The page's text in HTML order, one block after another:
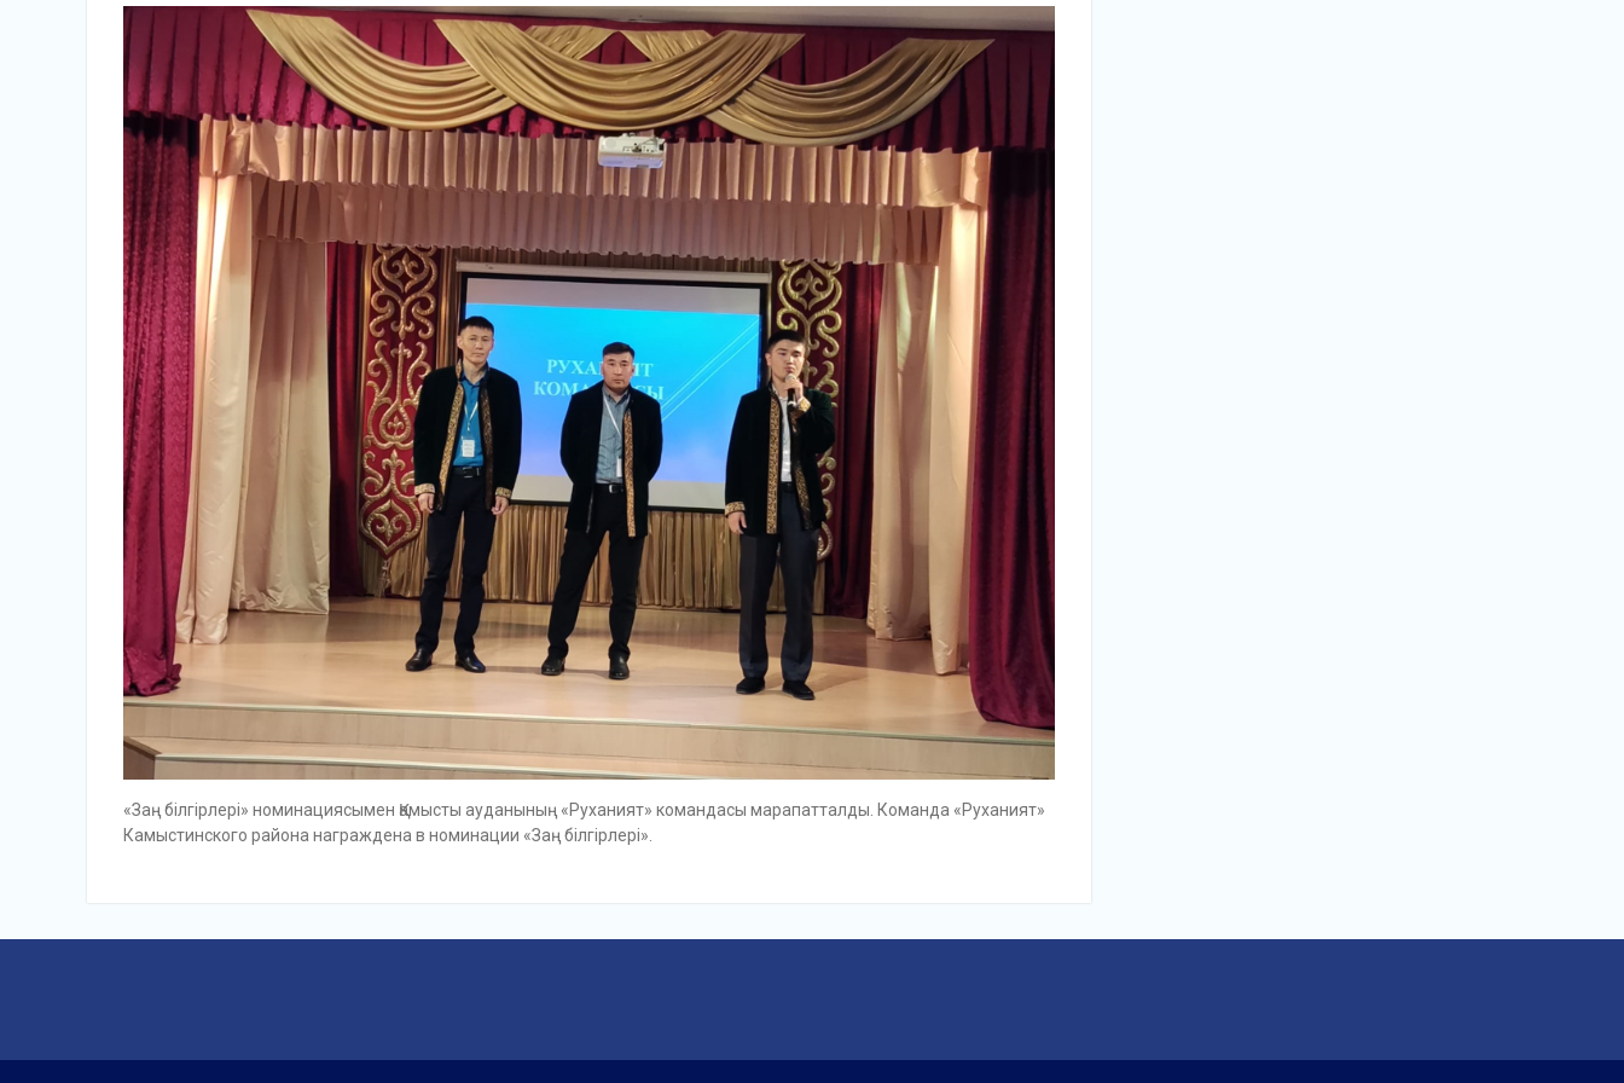
«Заң білгірлері» номинациясымен Қамысты ауданының «Руханият» командасы марапатталды. Команда «Руханият»
Камыстинского района награждена в номинации «Заң білгірлері».